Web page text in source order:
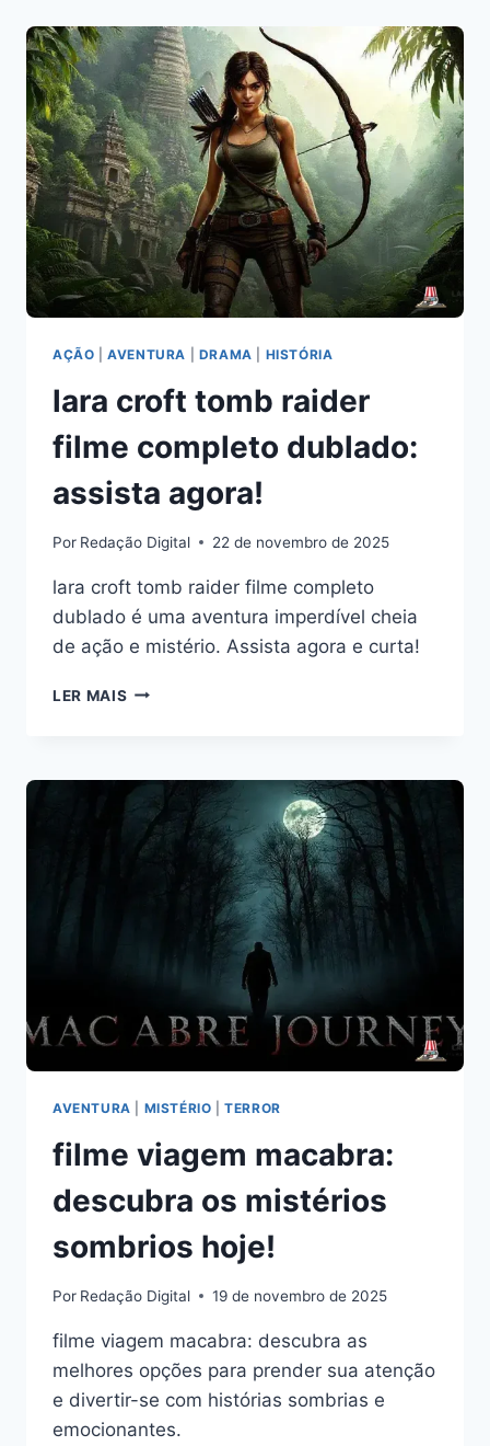
EA
RAPOSA
FILME:
DESCUBRA
SEUS
SEGREDOS!
AÇÃO |AVENTURA DRAMA HISTÓRIA
lara croft tomb raider
filme completo dublado:
assista agora!
Por Redação Digital 22 de novembro de 2025
lara croft tomb raider filme completo
dublado é uma aventura imperdível cheia
de ação e mistério. Assista agora e curta!
LER MAIS LARA
FILME
COMPLETO
DUBLADO:
ASSISTA
AVENTURA MISTÉRIO |TERROR
filme viagem macabra:
descubra os mistérios
sombrios hoje!
Por Redação Digital 19 de novembro de 2025
filme viagem macabra: descubra as
melhores opções para prender sua atenção
e divertir-se com histórias sombrias e
emocionantes.